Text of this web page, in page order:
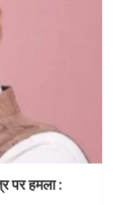
पर हमला :